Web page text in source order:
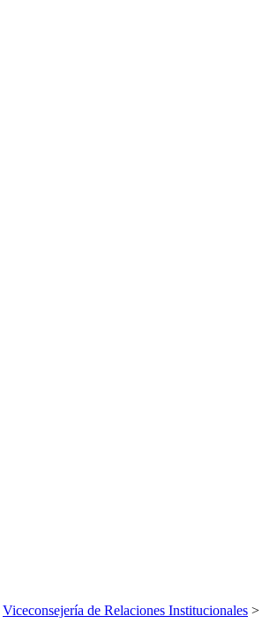
Viceconsejería de Relaciones Institucionales >